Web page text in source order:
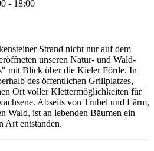
- 18:00
Strand nicht nur auf dem
unseren Natur- und Wald-
mit Blick über die Kieler Förde. In
des öffentlichen Grillplatzes,
Ort voller Klettermöglichkeiten für
Abseits von Trubel und Lärm,
Wald, ist an lebenden Bäumen ein
Art entstanden.